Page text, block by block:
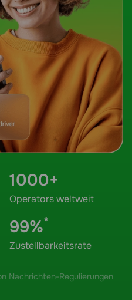
1000+
Operators weltweit
99%*
Zustellbarkeitsrate
Nachrichten-Regulierungen